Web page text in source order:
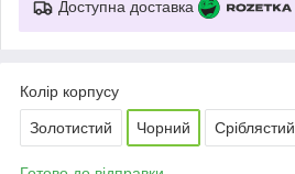
Доступна доставка
Колір корпусу
Золотистий Чорний Сріблястий